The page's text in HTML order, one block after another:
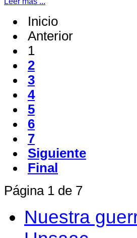
Inicio
Anterior
1
2
3
4
5
6
7
Siguiente
Final
Página 1 de 7
Nuestra